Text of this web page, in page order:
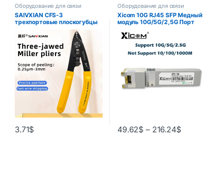
Оборудование для связи
SAIVXIAN CFS-3
трехпортовые плоскогубцы
для зачистки оптического
волокна, инструменты для
зачистки проводов FTTH,
плоскогубцы для зачистки
оптического волокна,
инструмент
3.71$
Оборудование для связи
Xicom 10G RJ45 SFP Медный
модуль 10G/5G/2,5G Порт
10GBase-T RJ45 Совместим с
Ethernet-коммутатором
Cisco/Mikrotik
49.62$ – 216.24$